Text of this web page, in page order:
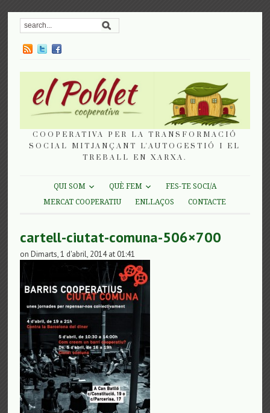
COOPERATIVA PER LA TRANSFORMACIÓ
SOCIAL MITJANÇANT L'AUTOGESTIÓ I EL
TREBALL EN XARXA.
QUI SOM QUÈ FEM
FES-TE SOCI/A
MERCAT COOPERATIU
ENLLAÇOS CONTACTE
cartell-ciutat-comuna-506×700
on Dimarts, 1 d'abril, 2014 at 01:41